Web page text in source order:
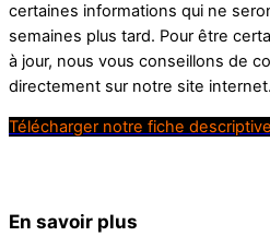
certaines informations qui ne
semaines plus tard. Pour être
à jour, nous vous conseillons de
directement sur notre site internet.
Télécharger notre fiche descriptive
En savoir plus